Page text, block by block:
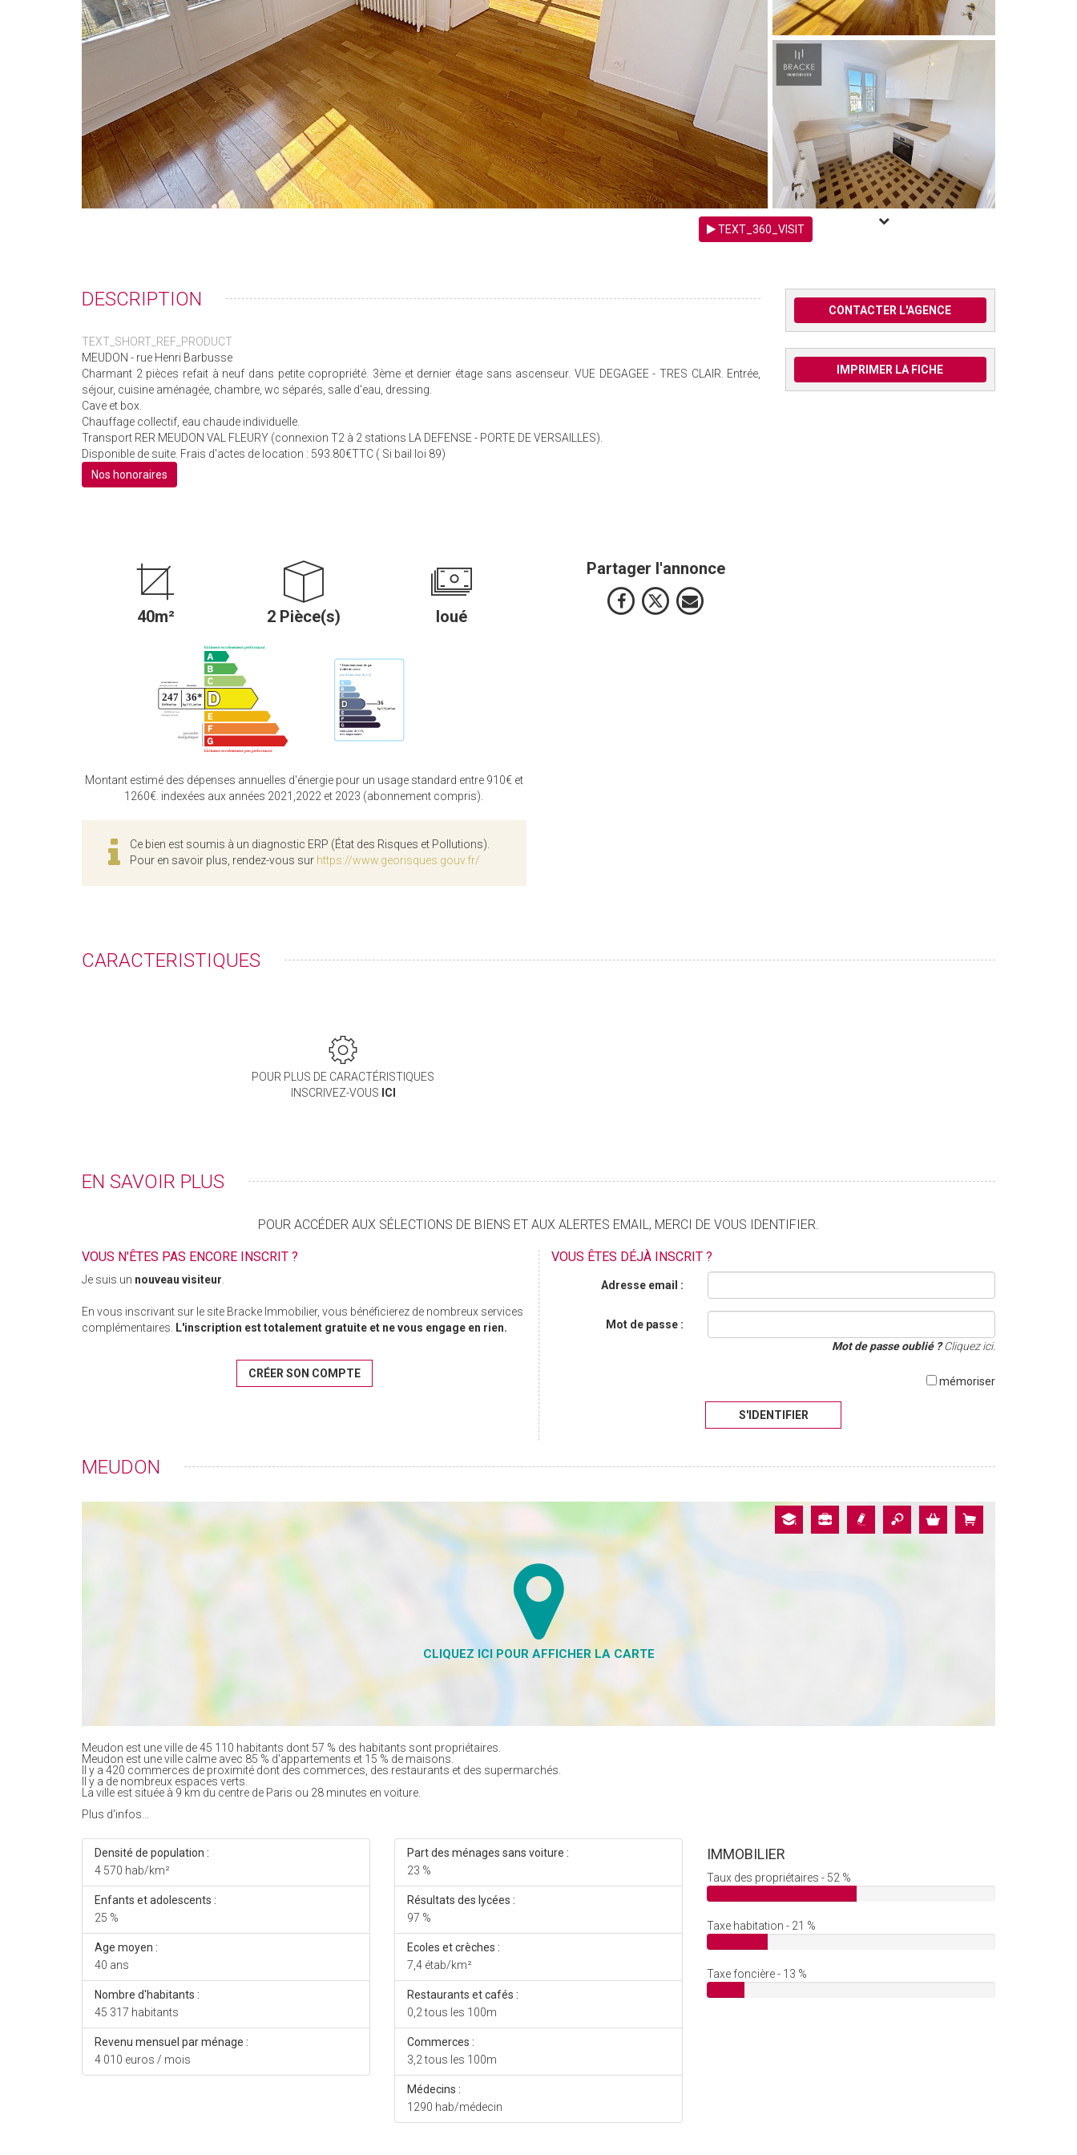
TEXT_360_VISIT
DESCRIPTION
TEXT_SHORT_REF_PRODUCT
MEUDON - rue Henri Barbusse
Charmant 2 pièces refait à neuf dans petite copropriété. 3ème et dernier étage sans ascenseur. VUE DEGAGEE - TRES CLAIR. Entrée,
séjour, cuisine aménagée, chambre, wc séparés, salle d'eau, dressing.
Cave et box.
Chauffage collectif, eau chaude individuelle.
Transport RER MEUDON VAL FLEURY (connexion T2 à 2 stations LA DEFENSE - PORTE DE VERSAILLES).
Disponible de suite. Frais d'actes de location : 593.80€TTC ( Si bail loi 89)
Nos honoraires
40m² 2 Pièce(s) loué
Montant estimé des dépenses annuelles d'énergie pour un usage standard entre 910€ et
1260€. indexées aux années 2021,2022 et 2023 (abonnement compris).
Ce bien est soumis à un diagnostic ERP (État des Risques et Pollutions).
Pour en savoir plus, rendez-vous sur https://www.georisques.gouv.fr/
Partager l'annonce
CONTACTER L'AGENCE
IMPRIMER LA FICHE
CARACTERISTIQUES
POUR PLUS DE CARACTÉRISTIQUES
INSCRIVEZ-VOUS ICI
EN SAVOIR PLUS
POUR ACCÉDER AUX SÉLECTIONS DE BIENS ET AUX ALERTES EMAIL, MERCI DE VOUS IDENTIFIER.
VOUS N'ÊTES PAS ENCORE INSCRIT ?
Je suis un nouveau visiteur.
En vous inscrivant sur le site Bracke Immobilier, vous bénéficierez de nombreux services
complémentaires. L'inscription est totalement gratuite et ne vous engage en rien.
CRÉER SON COMPTE
VOUS ÊTES DÉJÀ INSCRIT ?
Adresse email :
Mot de passe :
Mot de passe oublié ?Cliquez ici.
mémoriser
S'IDENTIFIER
MEUDON
Meudon est une ville de 45 110 habitants dont 57 % des habitants sont propriétaires.
Meudon est une ville calme avec 85 % d'appartements et 15 % de maisons.
Il y a 420 commerces de proximité dont des commerces, des restaurants et des supermarchés.
Il y a de nombreux espaces verts.
La ville est située à 9 km du centre de Paris ou 28 minutes en voiture.
Plus d'infos...
Densité de population :
4 570 hab/km²
Enfants et adolescents :
25 %
Age moyen :
40 ans
Nombre d'habitants :
45 317 habitants
Revenu mensuel par ménage :
4 010 euros / mois
Part des ménages sans voiture :
23 %
Résultats des lycées :
97 %
Ecoles et crèches :
7,4 étab/km²
Restaurants et cafés :
0,2 tous les 100m
Commerces :
3,2 tous les 100m
Médecins :
1290 hab/médecin
IMMOBILIER
Taux des propriétaires - 52 %
Taxe habitation - 21 %
Taxe foncière - 13 %